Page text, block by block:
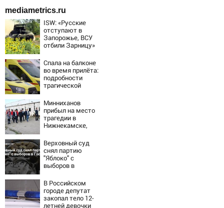
mediametrics.ru
ISW: «Русские
отступают в
Запорожье, ВСУ
отбили Зарницу»
Спала на балконе
во время прилёта:
подробности
трагической
в Нижнекамске
10/08/2026 –
Новости
Минниханов
прибыл на место
трагедии в
Нижнекамске,
атаковали хостел
с рабочими
10/08/2026 –
Новости
Верховный суд
снял партию
"Яблоко" с
выборов в
В Российском
городе депутат
закопал тело 12-
летней девочки